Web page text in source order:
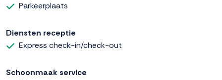
Parkeerplaats
Diensten receptie
Express check-in/check-out
Schoonmaak service